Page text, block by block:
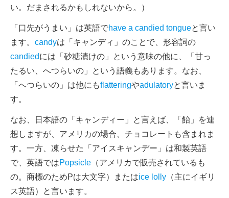
い。だまされるかもしれないから。）
「口先がうまい」は英語でhave a candied tongueと言い
ます。 candyは「キャンディ」のことで、形容詞の
candiedには「砂糖漬けの」という意味の他に、「甘っ
たるい、へつらいの」という語義もあります。なお、
「へつらいの」は他にもflatteringやadulatoryと言いま
す。
なお、日本語の「キャンディー」と言えば、「飴」を連
想しますが、アメリカの場合、チョコレートも含まれま
す。一方、凍らせた「アイスキャンデー」は和製英語
で、英語ではPopsicle （アメリカで販売されているも
の。商標のためPは大文字）またはice lolly （主にイギリ
ス英語）と言います。